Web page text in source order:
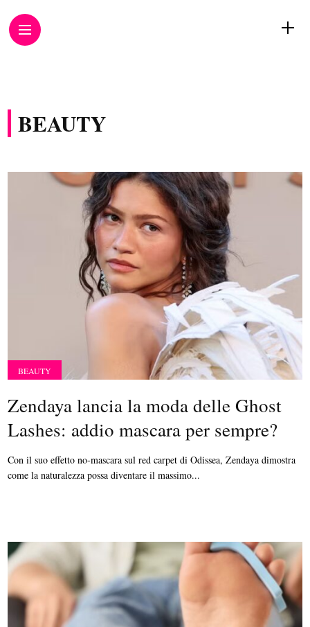
BEAUTY
BEAUTY
Zendaya lancia la moda delle Ghost
Lashes: addio mascara per sempre?
Con il suo effetto no-mascara sul red carpet di Odissea, Zendaya dimostra
come la naturalezza possa diventare il massimo...